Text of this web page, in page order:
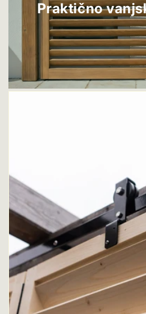
Praktično